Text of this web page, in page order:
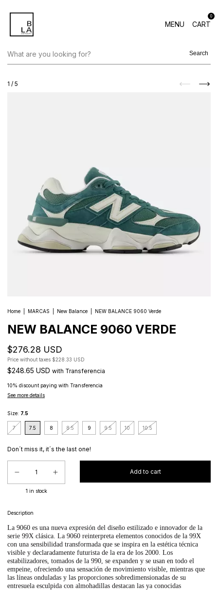
MENU CART
0
Search
1 / 5
Home MARCAS New Balance NEW BALANCE 9060 Verde
NEW BALANCE 9060 VERDE
$276.28 USD
Price without taxes $228.33 USD
$248.65 USD with Transferencia
10% discount paying with Transferencia
See more details
Size: 7.5
7 7.5 8 8.5 9 9.5 10 10.5
Don´t miss it, it´s the last one!
1 in stock
Description
La 9060 es una nueva expresión del diseño estilizado e innovador de la
serie 99X clásica. La 9060 reinterpreta elementos conocidos de la 99X
con una sensibilidad transformada que se inspira en la estética técnica
visible y declaradamente futurista de la era de los 2000. Los
estabilizadores, tomados de la 990, se expanden y se usan en todo el
empeine, ofreciendo una sensación de movimiento visible, mientras que
las líneas onduladas y las proporciones sobredimensionadas de su
entresuela esculpida con almohadillas destacan las ya conocidas